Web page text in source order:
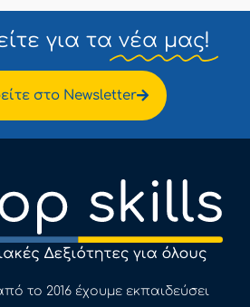
για τα νέα μας!
στο Newsletter
το 2016 έχουμε εκπαιδεύσει